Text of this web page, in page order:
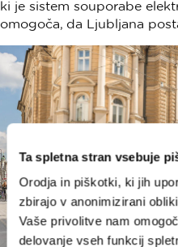
Ta spletna stran vsebuje
Orodja in piškotki, ki jih
zbirajo v anonimizirani
Vaše privolitve nam
delovanje vseh funkcij
ki je sistem souporabe
omogoča, da Ljubljana